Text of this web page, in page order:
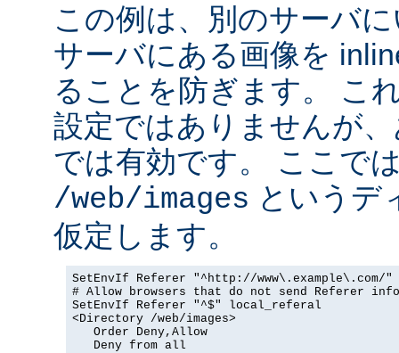
この例は、別のサーバ
サーバにある画像を
ることを防ぎます。 こ
設定ではありませんが
では有効です。 ここで
/web/images というデ
仮定します。
SetEnvIf Referer "^http://
# Allow browsers that do not send Referer info
SetEnvIf Referer "^$" local_referal
<Directory /web/images>
   Order Deny,Allow
   Deny from all